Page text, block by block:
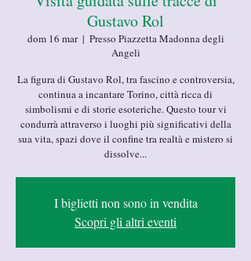
Gustavo Rol
dom 16 mar
  |
Presso Piazzetta Madonna degli
Angeli
La figura di Gustavo Rol, tra fascino e controversia,
continua a incantare Torino, città ricca di
simbolismi e di storie esoteriche. Questo tour vi
condurrà attraverso i luoghi più significativi della
sua vita, spazi dove il confine tra realtà e mistero si
dissolve...
I biglietti non sono in vendita
Scopri gli altri eventi